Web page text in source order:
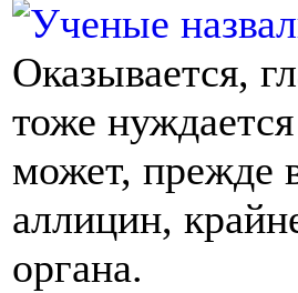
Оказывается,
тоже
может, прежде
аллицин,
органа.